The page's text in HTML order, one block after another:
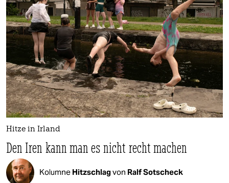
Hitze in Irland
Den Iren kann man es nicht recht machen
Kolumne Hitzschlagvon Ralf Sotscheck